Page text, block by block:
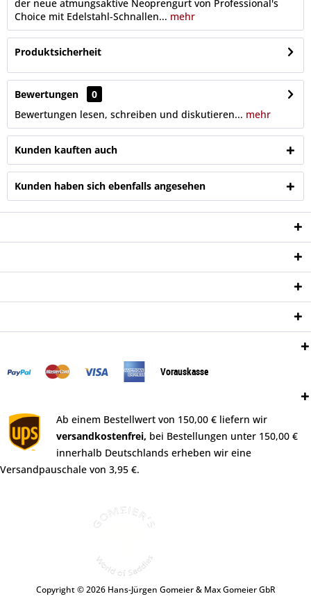
der neue atmungsaktive Neoprengurt von Professional's
Choice mit Edelstahl-Schnallen... mehr
Produktsicherheit
Bewertungen
0
Bewertungen lesen, schreiben und diskutieren... mehr
Kunden kauften auch
Kunden haben sich ebenfalls angesehen
Vorauskasse
Ab einem Bestellwert von 150,00 € liefern wir
versandkostenfrei, bei Bestellungen unter 150,00 €
innerhalb Deutschlands erheben wir eine
Versandpauschale von 3,95 €.
Copyright © 2026 Hans-Jürgen Gomeier & Max Gomeier GbR